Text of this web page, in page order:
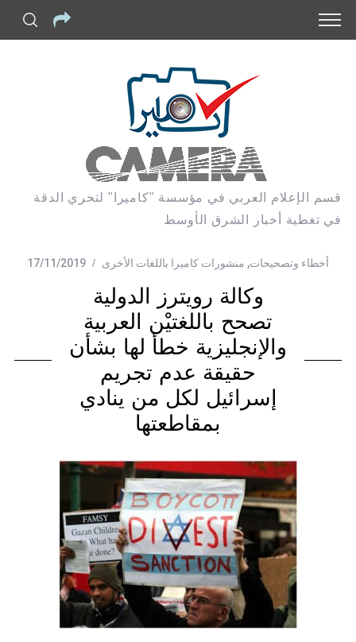
قسم الإعلام العربي في مؤسسة "كاميرا" لتحري الدقة
في تغطية أخبار الشرق الأوسط
أخطاء وتصحيحات, منشورات كاميرا باللغات الأخرى 17/11/2019
وكالة رويترز الدولية
تصحح باللغتيْن العربية
والإنجليزية خطأ لها بشأن
حقيقة عدم تجريم
إسرائيل لكل من ينادي
بمقاطعتها